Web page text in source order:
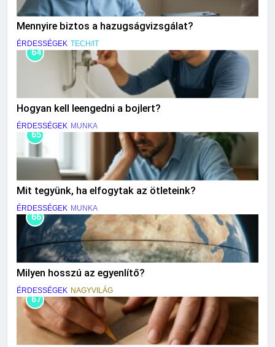
Mennyire biztos a hazugságvizsgálat?
ÉRDESSÉGEK TECH/IT
64
Hogyan kell leengedni a bojlert?
ÉRDESSÉGEK MUNKA
65
Mit tegyünk, ha elfogytak az ötleteink?
ÉRDESSÉGEK MUNKA
66
Milyen hosszú az egyenlítő?
ÉRDESSÉGEK NAGYVILÁG
67